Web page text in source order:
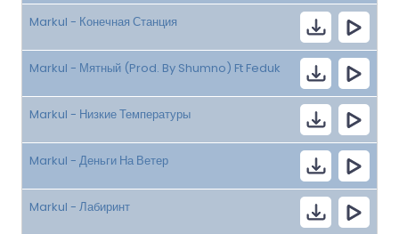
Markul - Конечная Станция
Markul - Мятный (Prod. By Shumno) Ft Feduk
Markul - Низкие Температуры
Markul - Деньги На Ветер
Markul - Лабиринт